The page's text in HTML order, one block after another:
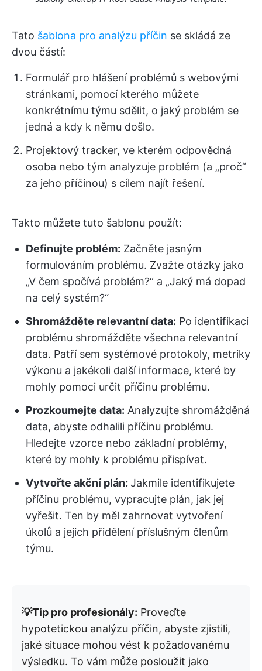
Tato šablona pro analýzu příčin se skládá ze
dvou částí:
Formulář pro hlášení problémů s webovými
stránkami, pomocí kterého můžete
konkrétnímu týmu sdělit, o jaký problém se
jedná a kdy k němu došlo.
Projektový tracker, ve kterém odpovědná
osoba nebo tým analyzuje problém (a „proč“
za jeho příčinou) s cílem najít řešení.
Takto můžete tuto šablonu použít:
Definujte problém: Začněte jasným
formulováním problému. Zvažte otázky jako
„V čem spočívá problém?“ a „Jaký má dopad
na celý systém?“
Shromážděte relevantní data: Po identifikaci
problému shromážděte všechna relevantní
data. Patří sem systémové protokoly, metriky
výkonu a jakékoli další informace, které by
mohly pomoci určit příčinu problému.
Prozkoumejte data: Analyzujte shromážděná
data, abyste odhalili příčinu problému.
Hledejte vzorce nebo základní problémy,
které by mohly k problému přispívat.
Vytvořte akční plán: Jakmile identifikujete
příčinu problému, vypracujte plán, jak jej
vyřešit. Ten by měl zahrnovat vytvoření
úkolů a jejich přidělení příslušným členům
týmu.
💡Tip pro profesionály: Proveďte
hypotetickou analýzu příčin, abyste zjistili,
jaké situace mohou vést k požadovanému
výsledku. To vám může posloužit jako